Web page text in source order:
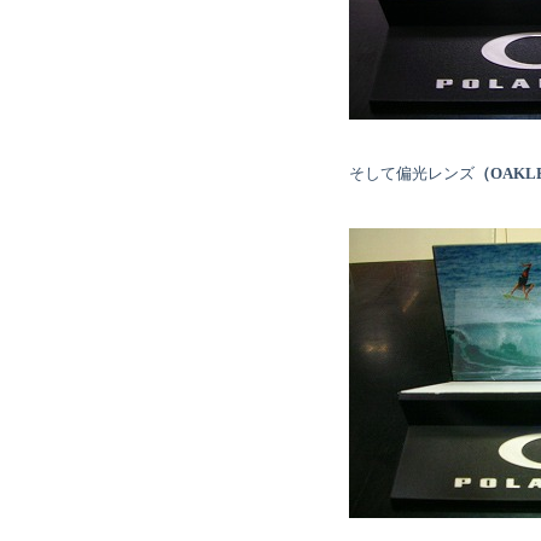
そして偏光レンズ （